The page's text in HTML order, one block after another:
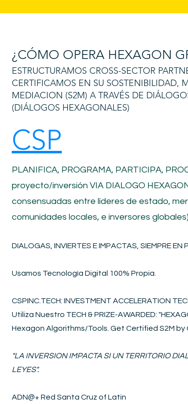
¿CÓMO OPERA HEXAGON
ESTRUCTURAMOS CROSS-SECTOR
CERTIFICAMOS EN SU SOSTENIBILIDAD,
MEDIACION (S2M) A TRAVÉS DE
(DIÁLOGOS HEXAGONALES)
CSP
PLANIFICA, PROGRAMA, PARTICIPA,
proyecto/inversión VIA DIALOGO
consensuadas entre líderes de estado,
comunidades locales, e inversores
DIALOGAS, INVIERTES E IMPACTAS, SIEMPRE EN
Usamos Tecnología Digital 100% Propia.
CSPINC.TECH: INVESTMENT ACCELERATION
Utiliza Nuestro TECH & PRIZE-AWARDED:
Hexagon Algorithms/Tools. Get Certified S2M by
"LA INVERSION IMPACTA SI UN TERRITORIO
LEYES".
ADN@+ Red Santa Cruz of Latin